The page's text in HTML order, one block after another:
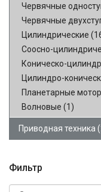
Червячные
Червячные
Цилиндрические
Соосно-
Коническо-
Цилиндро-
Планетарные
Волновые (1)
Приводная техника
Фильтр